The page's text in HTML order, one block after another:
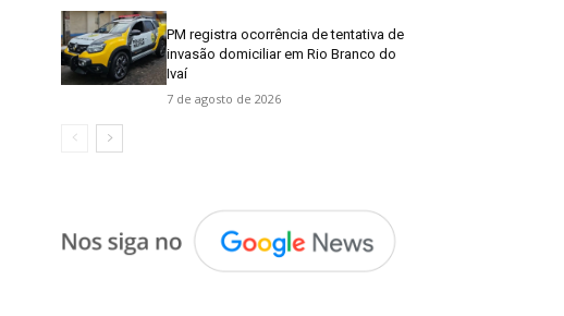
PM registra ocorrência de tentativa de
invasão domiciliar em Rio Branco do
Ivaí
7 de agosto de 2026